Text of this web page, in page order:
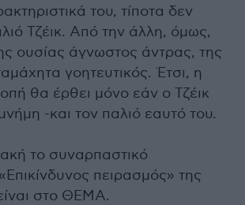
του, τίποτα δεν
Τζέικ. Από την άλλη, όμως,
ουσίας άγνωστος άντρας, της
γοητευτικός. Έτσι, η
θα έρθει μόνο εάν ο Τζέικ
-και τον παλιό εαυτό του.
το συναρπαστικό
πειρασμός» της
στο ΘΕΜΑ.